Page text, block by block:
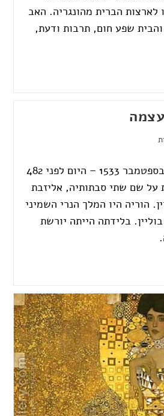
לארצות הברית מהונגריה. האב
שפע חום, תרבות ודעת,
אליזבת נולדה ב-7 בספטמבר 1533 – היום לפני 482
על שם שתי סבתותיה, אליזבת
הוריה היו המלך הנרי השמיני
בלידתה הייתה יורשת